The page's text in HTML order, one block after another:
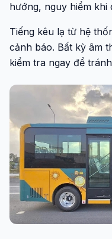
hướng, nguy hiểm khi
Tiếng kêu lạ từ hệ
cảnh báo. Bất kỳ âm
kiểm tra ngay để